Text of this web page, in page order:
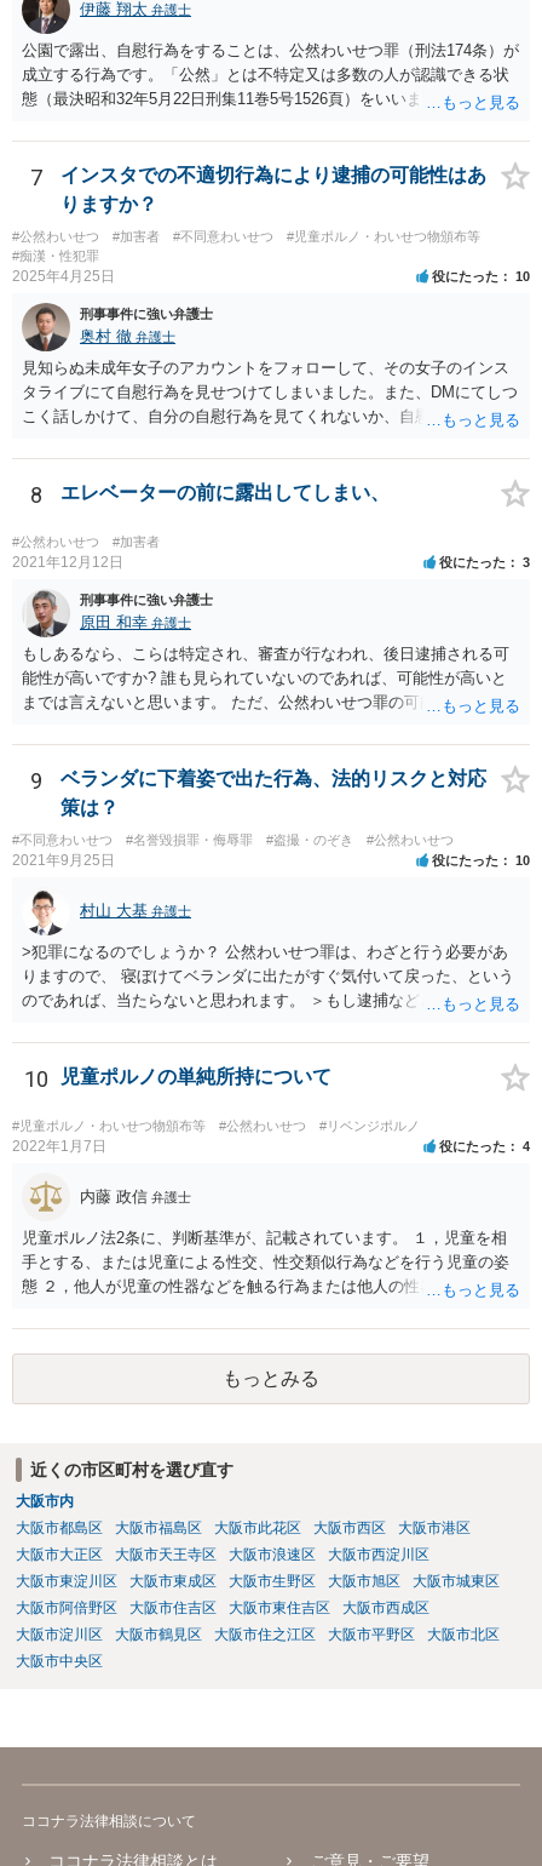
伊藤 翔太 弁護士
公園で露出、自慰行為をすることは、公然わいせつ罪（刑法174条）が
成立する行為です。「公然」とは不特定又は多数の人が認識できる状
態（最決昭和32年5月22日刑集11巻5号1526頁）をいいます。公園は不
することは公然わいせつとなるでしょう。このような行為は実際に不
特定多数の者に認識される必要まではありません。 ですので、事実と
して公然わいせつ罪が成立している可能性が高いですし、防犯カメラ
に写っているとすればそれが証拠となるため、なんらかの刑事処分が
なされる可能性はあります。もちろん逮捕されるリスクもございます
が、そこは他に逃亡や罪証隠滅の可能性等も考慮しなければならない
れほど逮捕リスクは高くないのではないかと思います）。
7
インスタでの不適切行為により逮捕の可能性はあ
りますか？
#公然わいせつ #加害者 #不同意わいせつ
#児童ポルノ・わいせつ物頒布等
#痴漢・性犯罪
2025年4月25日 役にたった 10
刑事事件に強い弁護士
奥村 徹 弁護士
見知らぬ未成年女子のアカウントをフォローして、その女子のインス
タライブにて自慰行為を見せつけてしまいました。また、DMにてしつ
こく話しかけて、自分の自慰行為を見てくれないか、自慰行為を見せ
例違反（わいせつ行為）や公然わいせつ罪を疑われる行為で、警察に
知られれば捜査が始まるでしょう。 逮捕される危険はありますが、
可能性の％はわかりません。 対応としては自首は有効だとは思います
が、なかなな自首として受理されることがないのと、あちらがどの警
察なのかがわからないとあちらの警察に検挙されることもあるので、
8 エレベーターの前に露出してしまい、
#公然わいせつ #加害者
2021年12月12日 役にたった 3
刑事事件に強い弁護士
原田 和幸 弁護士
もしあるなら、こらは特定され、審査が行なわれ、後日逮捕される可
能性が高いですか? 誰も見られていないのであれば、可能性が高いと
までは言えないと思います。 ただ、公然わいせつ罪の可能性がありま
9
ベランダに下着姿で出た行為、法的リスクと対応
策は？
#不同意わいせつ #名誉毀損罪・侮辱罪 #盗撮・のぞき #公然わいせつ
2021年9月25日 役にたった 10
村山 大基 弁護士
>犯罪になるのでしょうか？ 公然わいせつ罪は、わざと行う必要があ
りますので、 寝ぼけてベランダに出たがすぐ気付いて戻った、という
のであれば、当たらないと思われます。 ＞もし逮捕などされたらどう
う。 当番弁護士というのは、捕まったばかりの方に会いに行き、 無料
で１回助言してくれる弁護士のことです。 ただ、お書きいただいた事
10 児童ポルノの単純所持について
#児童ポルノ・わいせつ物頒布等 #公然わいせつ #リベンジポルノ
2022年1月7日 役にたった 4
内藤 政信 弁護士
児童ポルノ法2条に、判断基準が、記載されています。 １，児童を相
手とする、または児童による性交、性交類似行為などを行う児童の姿
態 ２，他人が児童の性器などを触る行為または他人の性器などを触る
るもの ３、衣服の全部または一部を着けない児童の姿態であり、殊更
に児童の性的な部位(性器・性器の周辺・臀部・胸部)が露出または強調
されているものであり、性欲を興奮させる、または刺激するもの これ
らにあたらないという判断でしょう。 したがって、入手しても問題な
もっとみる
近くの市区町村を選び直す
大阪市内
大阪市都島区
大阪市福島区 大阪市此花区 大阪市西区
大阪市港区
大阪市大正区
大阪市天王寺区 大阪市浪速区
大阪市西淀川区
大阪市東淀川区
大阪市東成区 大阪市生野区 大阪市旭区
大阪市城東区
大阪市阿倍野区
大阪市住吉区 大阪市東住吉区
大阪市西成区
大阪市淀川区
大阪市鶴見区 大阪市住之江区 大阪市平野区
大阪市北区
大阪市中央区
ココナラ法律相談について
ココナラ法律相談とは ご意見・ご要望